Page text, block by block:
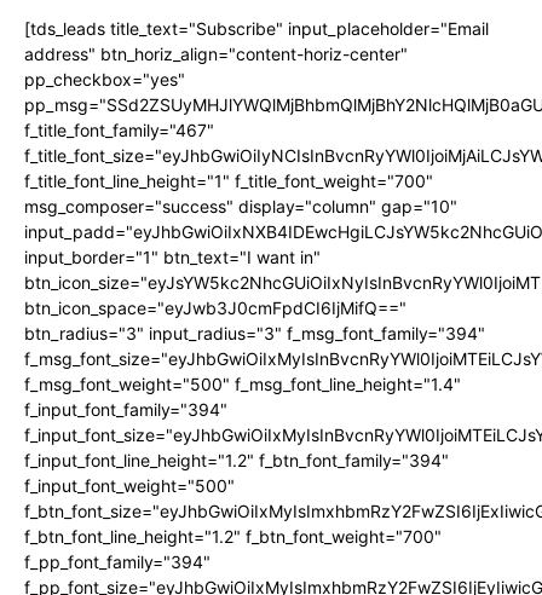
[tds_leads title_text="Subscribe" input_placeholder="Email
address" btn_horiz_align="content-horiz-center"
pp_checkbox="yes"
f_title_font_family="467"
f_title_font_line_height="1" f_title_font_weight="700"
msg_composer="success" display="column" gap="10"
input_border="1" btn_text="I want in"
btn_icon_space="eyJwb3J0cmFpdCI6IjMifQ=="
btn_radius="3" input_radius="3" f_msg_font_family="394"
f_msg_font_weight="500" f_msg_font_line_height="1.4"
f_input_font_family="394"
f_input_font_line_height="1.2" f_btn_font_family="394"
f_input_font_weight="500"
f_btn_font_line_height="1.2" f_btn_font_weight="700"
f_pp_font_family="394"